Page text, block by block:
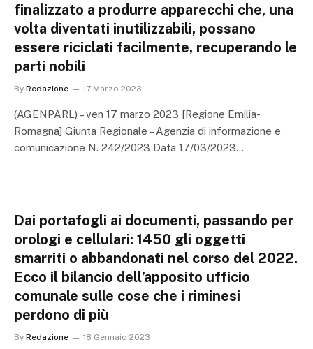
finalizzato a produrre apparecchi che, una
volta diventati inutilizzabili, possano
essere riciclati facilmente, recuperando le
parti nobili
By Redazione 17 Marzo 2023
(AGENPARL) – ven 17 marzo 2023 [Regione Emilia-
Romagna] Giunta Regionale – Agenzia di informazione e
comunicazione N. 242/2023 Data 17/03/2023…
Dai portafogli ai documenti, passando per
orologi e cellulari: 1450 gli oggetti
smarriti o abbandonati nel corso del 2022.
Ecco il bilancio dell’apposito ufficio
comunale sulle cose che i riminesi
perdono di più
By Redazione 18 Gennaio 2023